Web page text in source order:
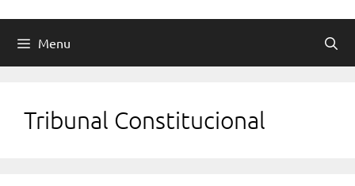
Menu
Tribunal Constitucional